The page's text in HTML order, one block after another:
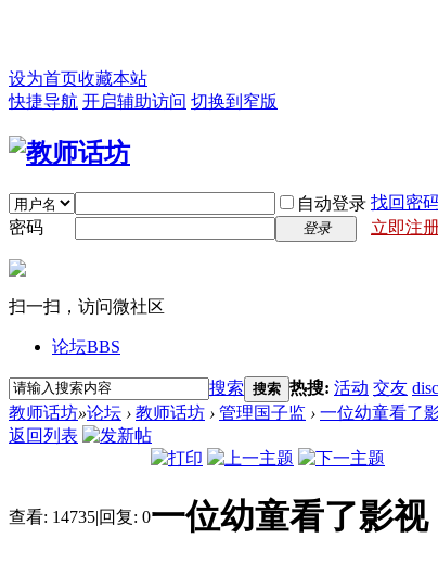
设为首页收藏本站
快捷导航 开启辅助访问 切换到窄版
自动登录 找回密
密码
登录 立即注
扫一扫，访问微社区
论坛BBS
搜索 搜索 热搜: 活动 交友
教师话坊»论坛 › 教师话坊 › 管理国子监 › 一位幼童看了
返回列表
查看: 14735|回复: 0一位幼童看了影